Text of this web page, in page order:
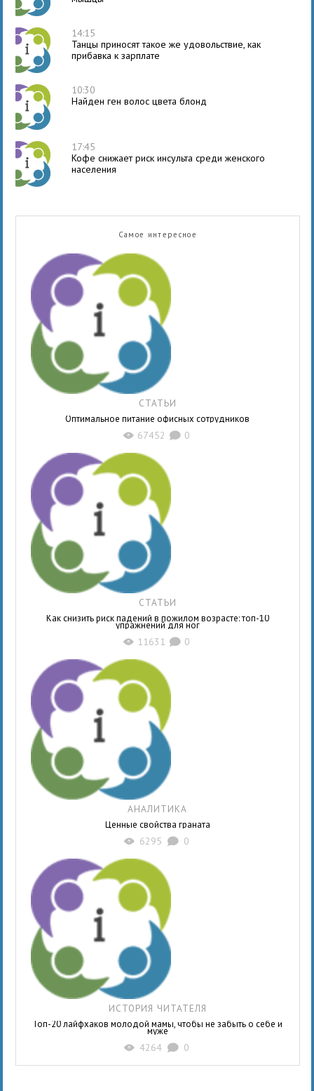
14:15
Танцы приносят такое же удовольствие, как
прибавка к зарплате
10:30
Найден ген волос цвета блонд
17:45
Кофе снижает риск инсульта среди женского
населения
Самое интересное
СТАТЬИ
Оптимальное питание офисных сотрудников
X 67452 K 0
СТАТЬИ
Как снизить риск падений в пожилом возрасте: топ-10
упражнений для ног
X 11631 K 0
АНАЛИТИКА
Ценные свойства граната
X 6295 K 0
ИСТОРИЯ ЧИТАТЕЛЯ
Топ-20 лайфхаков молодой мамы, чтобы не забыть о себе и
муже
X 4264 K 0